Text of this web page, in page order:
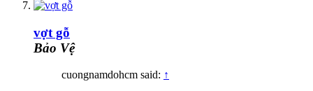
vợt gỗ
Bảo Vệ
cuongnamdohcm said: ↑